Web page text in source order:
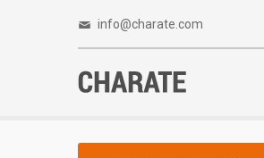
info@charate.com